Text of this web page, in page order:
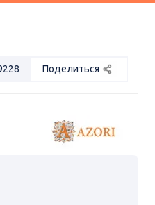
Поделиться